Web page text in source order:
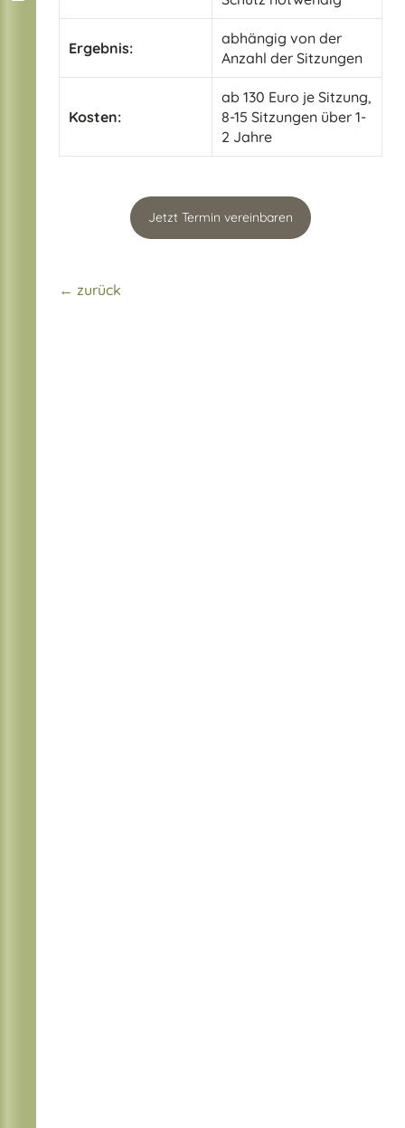
Ergebnis:
abhängig von der
Anzahl der Sitzungen
Kosten:
ab 130 Euro je Sitzung,
8-15 Sitzungen über 1-
2 Jahre
Jetzt Termin vereinbaren
← zurück